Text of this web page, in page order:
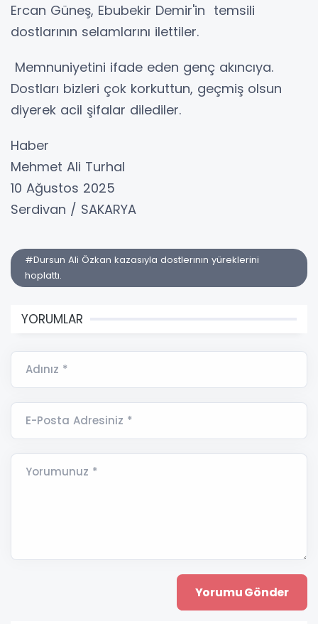
Ercan Güneş, Ebubekir Demir'in temsili
dostlarının selamlarını ilettiler.
Memnuniyetini ifade eden genç akıncıya.
Dostları bizleri çok korkuttun, geçmiş olsun
diyerek acil şifalar dilediler.
Haber
Mehmet Ali Turhal
10 Ağustos 2025
Serdivan / SAKARYA
#Dursun Ali Özkan kazasıyla dostlerının yüreklerini
hoplattı.
YORUMLAR
Adınız *
E-Posta Adresiniz *
Yorumunuz *